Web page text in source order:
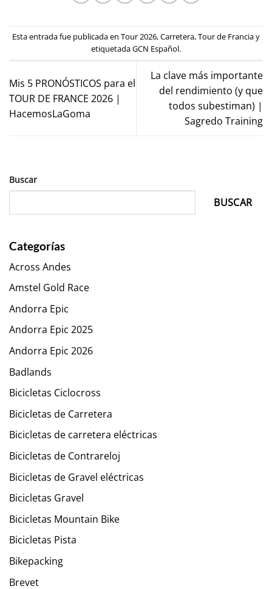
Esta entrada fue publicada en Tour 2026,Carretera,Tour de Franciay
etiquetadaGCN Español.
Mis 5 PRONÓSTICOS para el
TOUR DE FRANCE 2026 |
HacemosLaGoma
La clave más importante
del rendimiento (y que
todos subestiman) |
Sagredo Training
Buscar
BUSCAR
Categorías
Across Andes
Amstel Gold Race
Andorra Epic
Andorra Epic 2025
Andorra Epic 2026
Badlands
Bicicletas Ciclocross
Bicicletas de Carretera
Bicicletas de carretera eléctricas
Bicicletas de Contrareloj
Bicicletas de Gravel eléctricas
Bicicletas Gravel
Bicicletas Mountain Bike
Bicicletas Pista
Bikepacking
Brevet